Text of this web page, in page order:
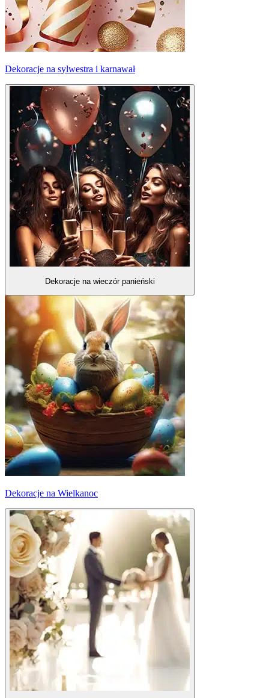
Dekoracje na sylwestra i karnawał
Dekoracje na wieczór panieński
Dekoracje na Wielkanoc